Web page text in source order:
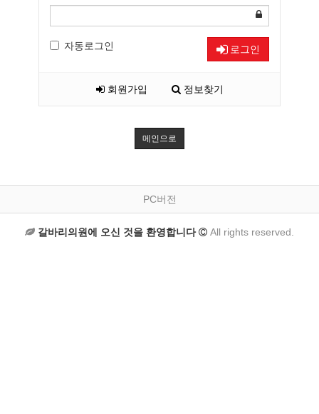
자동로그인 로그인
회원가입 정보찾기
메인으로
PC버전
갈바리의원에 오신 것을 환영합니다 All rights reserved.